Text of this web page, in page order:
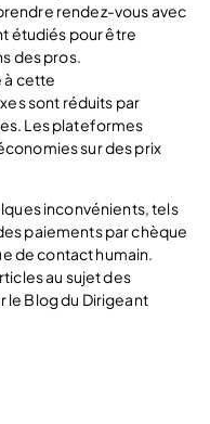
rendez-vous avec
étudiés pour être
des pros.
à cette
sont réduits par
Les plateformes
sur des prix
inconvénients, tels
paiements par chèque
de contact humain.
au sujet des
le Blog du Dirigeant